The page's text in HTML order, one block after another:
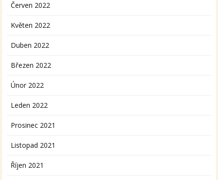
Červen 2022
Květen 2022
Duben 2022
Březen 2022
Únor 2022
Leden 2022
Prosinec 2021
Listopad 2021
Říjen 2021